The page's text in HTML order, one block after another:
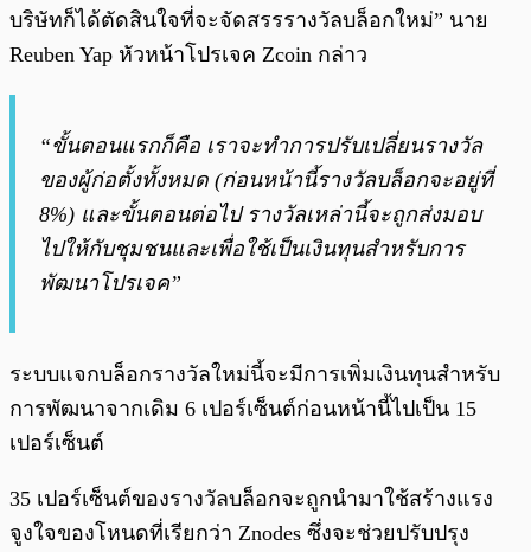
บริษัทก็ได้ตัดสินใจที่จะจัดสรรรางวัลบล็อกใหม่” นาย
Reuben Yap หัวหน้าโปรเจค Zcoin กล่าว
“ขั้นตอนแรกก็คือ เราจะทำการปรับเปลี่ยนรางวัล
ของผู้ก่อตั้งทั้งหมด (ก่อนหน้านี้รางวัลบล็อกจะอยู่ที่
8%) และขั้นตอนต่อไป รางวัลเหล่านี้จะถูกส่งมอบ
ไปให้กับชุมชนและเพื่อใช้เป็นเงินทุนสำหรับการ
พัฒนาโปรเจค”
ระบบแจกบล็อกรางวัลใหม่นี้จะมีการเพิ่มเงินทุนสำหรับ
การพัฒนาจากเดิม 6 เปอร์เซ็นต์ก่อนหน้านี้ไปเป็น 15
เปอร์เซ็นต์
35 เปอร์เซ็นต์ของรางวัลบล็อกจะถูกนำมาใช้สร้างแรง
จูงใจของโหนดที่เรียกว่า Znodes ซึ่งจะช่วยปรับปรุง